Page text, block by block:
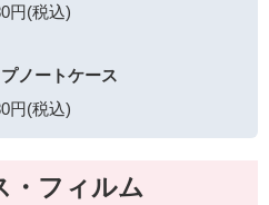
円(税込)
ノートケース
円(税込)
・フィルム